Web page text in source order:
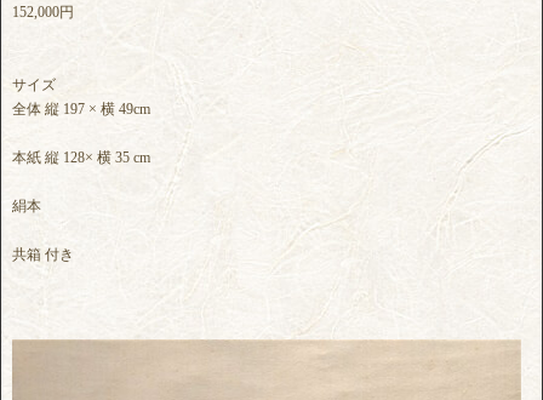
152,000円
サイズ
全体 縦 197 × 横 49cm
本紙 縦 128× 横 35 cm
絹本
共箱 付き